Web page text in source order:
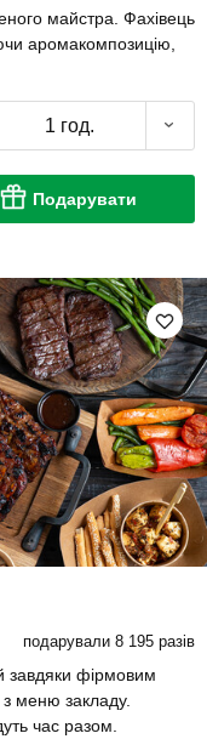
майстра. Фахівець
аромакомпозицію,
1 год.
Подарувати
подарували 8 195 разів
завдяки фірмовим
з меню закладу.
час разом.